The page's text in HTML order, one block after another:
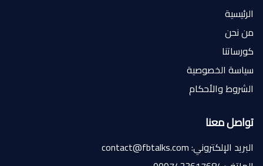
الرئيسية
من نحن
كورساتنا
سياسة الخصوصية
الشروط والأحكام
تواصل معنا
البريد الإلكتروني: contact@fbtalks.com